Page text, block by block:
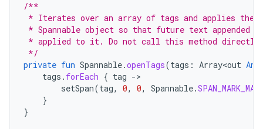
/**
* Iterates over an array of tags and applies
* Spannable object so that future text
* applied to it. Do not call this method
*/
private fun Spannable.openTags(tags : Array<out Any
tags . forEach { tag -
setSpan(tag, 0, 0, Spannable.
}
}